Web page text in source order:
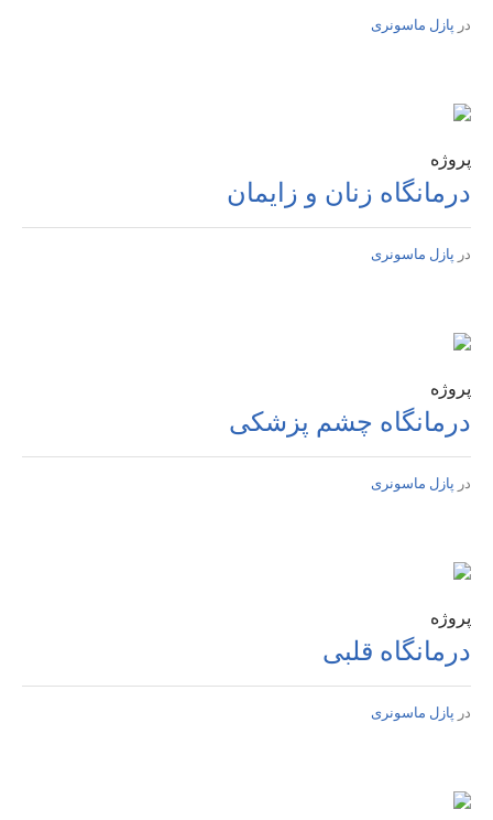
در پازل ماسونری
پروژه
درمانگاه زنان و زایمان
در پازل ماسونری
پروژه
درمانگاه چشم پزشکی
در پازل ماسونری
پروژه
درمانگاه قلبی
در پازل ماسونری